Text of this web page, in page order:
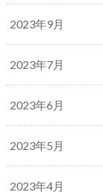
2023年9月
2023年7月
2023年6月
2023年5月
2023年4月